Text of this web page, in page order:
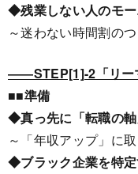
◆残業しない人のモ
～迷わない時間割の
――STEP[1]-2「リー
■■準備
◆真っ先に「転職の軸
～「年収アップ」に
◆ブラック企業を特